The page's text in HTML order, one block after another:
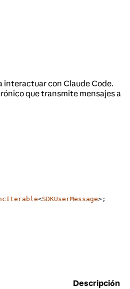
interactuar con Claude Code.
que transmite mensajes a
<SDKUserMessage>;
Descripción